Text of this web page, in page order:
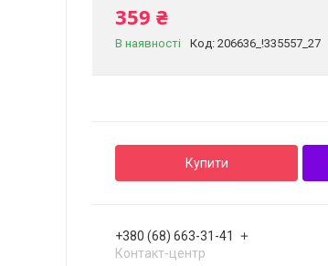
359 ₴
В наявності Код: 206636_!335557_27
Купити
+380 (68) 663-31-41
Контакт-центр